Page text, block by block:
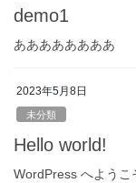
demo1
ああああああああ
2023年5月8日
未分類
Hello world!
WordPress へようこ